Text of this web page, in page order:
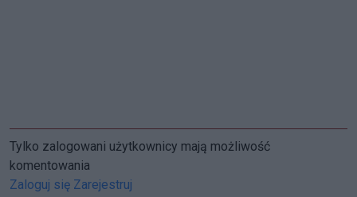
Tylko zalogowani użytkownicy mają możliwość
komentowania
Zaloguj się Zarejestruj